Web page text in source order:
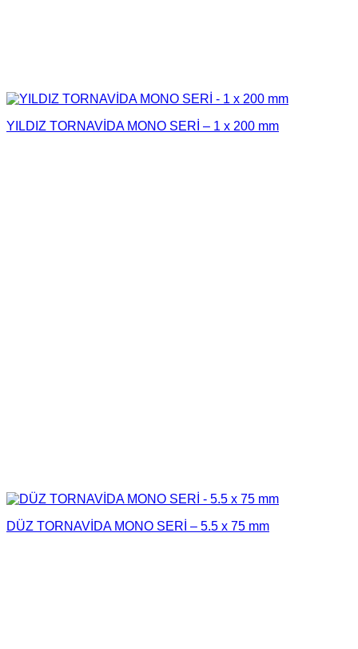
YILDIZ TORNAVİDA MONO SERİ – 1 x 200 mm
DÜZ TORNAVİDA MONO SERİ – 5.5 x 75 mm